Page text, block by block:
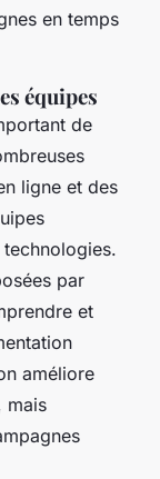
en temps
équipes
de
ligne et des
technologies.
par
et
améliore
mais